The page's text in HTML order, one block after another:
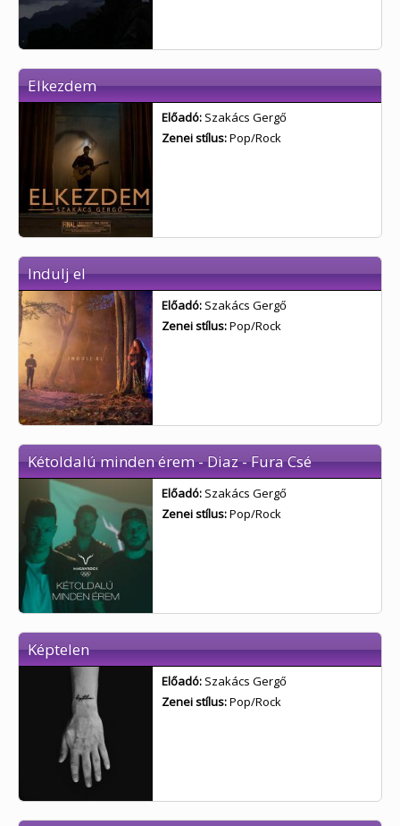
Elkezdem
Előadó: Szakács Gergő
Zenei stílus:Pop/Rock
Indulj el
Előadó: Szakács Gergő
Zenei stílus:Pop/Rock
Kétoldalú minden érem - Diaz - Fura Csé
Előadó: Szakács Gergő
Zenei stílus:Pop/Rock
Képtelen
Előadó: Szakács Gergő
Zenei stílus:Pop/Rock